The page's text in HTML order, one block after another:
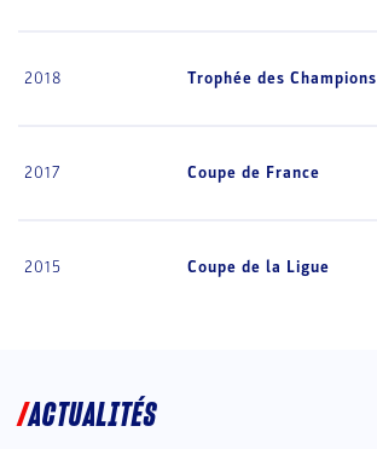
2018 Trophée des Champions
2017 Coupe de France
2015 Coupe de la Ligue
ACTUALITÉS